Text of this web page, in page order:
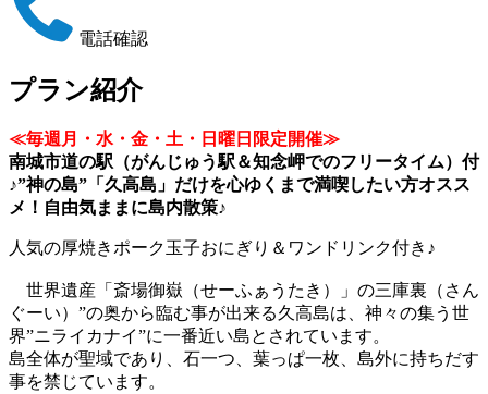
電話確認
プラン紹介
≪毎週月・水・金・土・日曜日限定開催≫
南城市道の駅（がんじゅう駅＆知念岬でのフリータイム）付
♪”神の島”「久高島」だけを心ゆくまで満喫したい方オスス
メ！自由気ままに島内散策♪
人気の厚焼きポーク玉子おにぎり＆ワンドリンク付き♪
世界遺産「斎場御嶽（せーふぁうたき）」の三庫裏（さん
ぐーい）”の奥から臨む事が出来る久高島は、神々の集う世
界”ニライカナイ”に一番近い島とされています。
島全体が聖域であり、石一つ、葉っぱ一枚、島外に持ちだす
事を禁じています。